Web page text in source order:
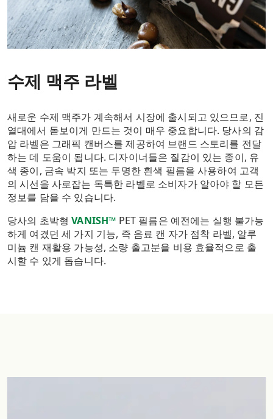
수제 맥주 라벨
새로운 수제 맥주가 계속해서 시장에 출시되고 있으므로, 진
열대에서 돋보이게 만드는 것이 매우 중요합니다. 당사의 감
압 라벨은 그래픽 캔버스를 제공하여 브랜드 스토리를 전달
하는 데 도움이 됩니다. 디자이너들은 질감이 있는 종이, 유
색 종이, 금속 박지 또는 투명한 흰색 필름을 사용하여 고객
의 시선을 사로잡는 독특한 라벨로 소비자가 알아야 할 모든
정보를 담을 수 있습니다.
당사의 초박형VANISH™ PET 필름은 예전에는 실행 불가능
하게 여겼던 세 가지 기능, 즉 음료 캔 자가 점착 라벨, 알루
미늄 캔 재활용 가능성, 소량 출고분을 비용 효율적으로 출
시할 수 있게 돕습니다.